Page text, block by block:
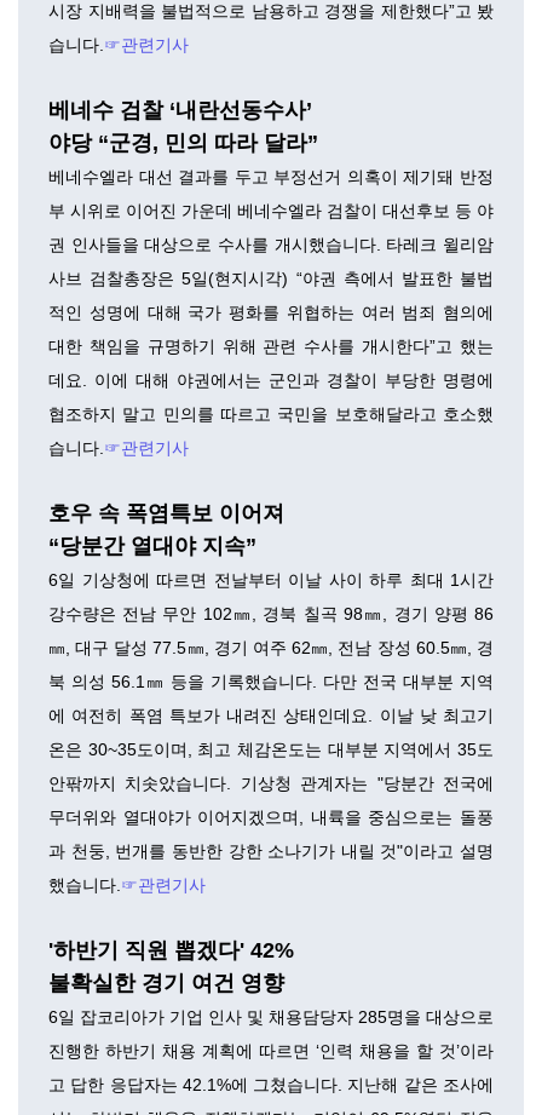
시장 지배력을 불법적으로 남용하고 경쟁을 제한했다”고 봤
습니다. ☞관련기사
베네수 검찰 ‘내란선동수사’
야당 “군경, 민의 따라 달라”
베네수엘라 대선 결과를 두고 부정선거 의혹이 제기돼 반정
부 시위로 이어진 가운데 베네수엘라 검찰이 대선후보 등 야
권 인사들을 대상으로 수사를 개시했습니다. 타레크 윌리암
사브 검찰총장은 5일(현지시각) “야권 측에서 발표한 불법
적인 성명에 대해 국가 평화를 위협하는 여러 범죄 혐의에
대한 책임을 규명하기 위해 관련 수사를 개시한다”고 했는
데요. 이에 대해 야권에서는 군인과 경찰이 부당한 명령에
협조하지 말고 민의를 따르고 국민을 보호해달라고 호소했
습니다. ☞관련기사
호우 속 폭염특보 이어져
“당분간 열대야 지속”
6일 기상청에 따르면 전날부터 이날 사이 하루 최대 1시간
강수량은 전남 무안 102㎜, 경북 칠곡 98㎜, 경기 양평 86
㎜, 대구 달성 77.5㎜, 경기 여주 62㎜, 전남 장성 60.5㎜, 경
북 의성 56.1㎜ 등을 기록했습니다. 다만 전국 대부분 지역
에 여전히 폭염 특보가 내려진 상태인데요. 이날 낮 최고기
온은 30~35도이며, 최고 체감온도는 대부분 지역에서 35도
안팎까지 치솟았습니다. 기상청 관계자는 "당분간 전국에
무더위와 열대야가 이어지겠으며, 내륙을 중심으로는 돌풍
과 천둥, 번개를 동반한 강한 소나기가 내릴 것"이라고 설명
했습니다. ☞관련기사
'하반기 직원 뽑겠다' 42%
불확실한 경기 여건 영향
6일 잡코리아가 기업 인사 및 채용담당자 285명을 대상으로
진행한 하반기 채용 계획에 따르면 ‘인력 채용을 할 것’이라
고 답한 응답자는 42.1%에 그쳤습니다. 지난해 같은 조사에